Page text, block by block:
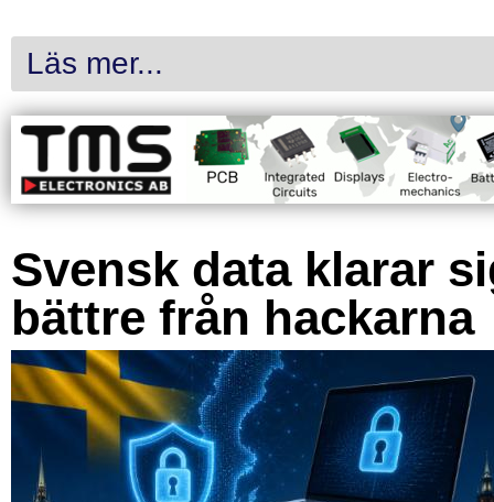
Läs mer...
Svensk data klarar
bättre från hackarna